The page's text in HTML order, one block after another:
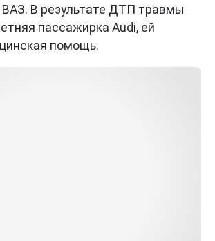
В результате ДТП травмы
пассажирка Audi, ей
помощь.